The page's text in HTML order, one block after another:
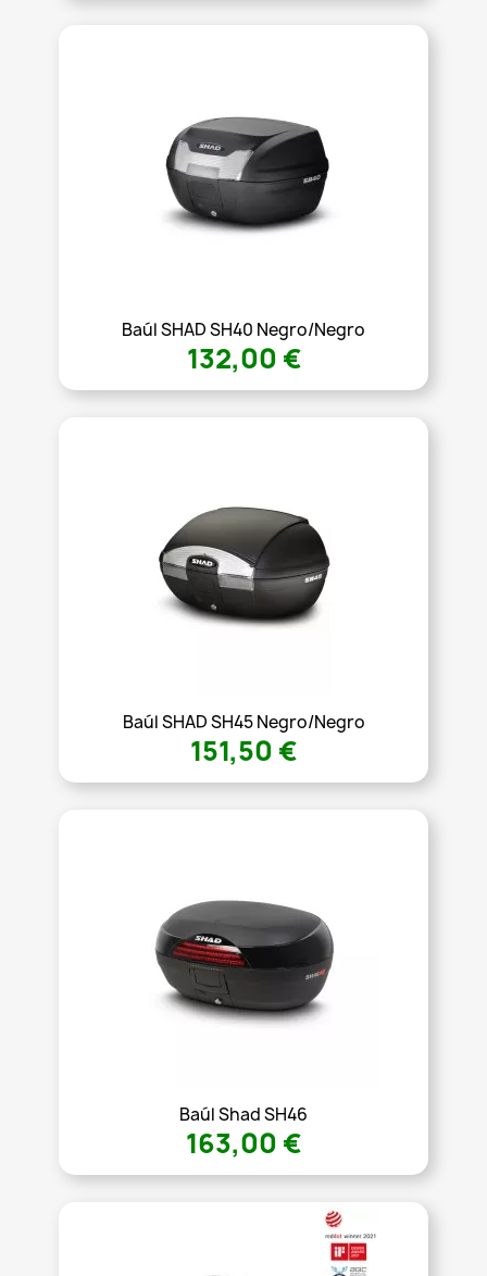
Baúl SHAD SH40 Negro/Negro
132,00 €
Baúl SHAD SH45 Negro/Negro
151,50 €
Baúl Shad SH46
163,00 €